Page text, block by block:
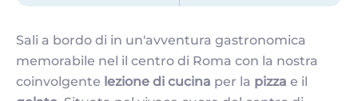
Sali a bordo di in un'avventura gastronomica
memorabile nel il centro di Roma con la nostra
coinvolgente lezione di cucina per la pizza e il